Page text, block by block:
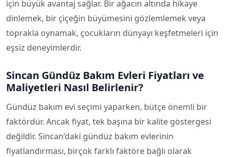
için büyük avantaj sağlar. Bir ağacın altında hikaye
dinlemek, bir çiçeğin büyümesini gözlemlemek veya
toprakla oynamak, çocukların dünyayı keşfetmeleri için
eşsiz deneyimlerdir.
Sincan Gündüz Bakım Evleri Fiyatları ve
Maliyetleri Nasıl Belirlenir?
Gündüz bakım evi seçimi yaparken, bütçe önemli bir
faktördür. Ancak fiyat, tek başına bir kalite göstergesi
değildir. Sincan’daki gündüz bakım evlerinin
fiyatlandırması, birçok farklı faktöre bağlı olarak